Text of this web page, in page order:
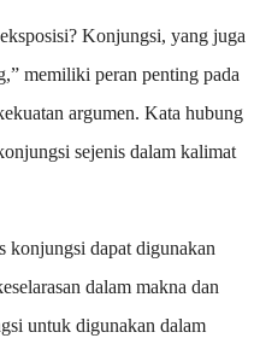
Konjungsi, yang juga
memiliki peran penting pada
argumen. Kata hubung
sejenis dalam kalimat
konjungsi dapat digunakan
dalam makna dan
untuk digunakan dalam